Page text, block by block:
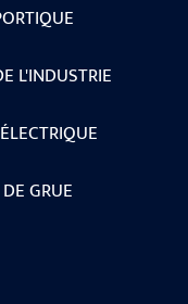
L'INDUSTRIE
GRUE